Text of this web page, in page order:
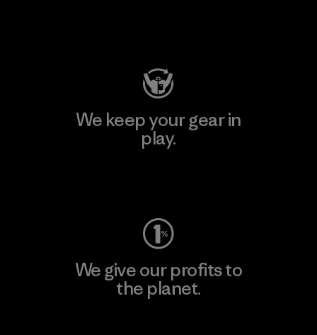
We keep your gear in
play.
We give our profits to
the planet.